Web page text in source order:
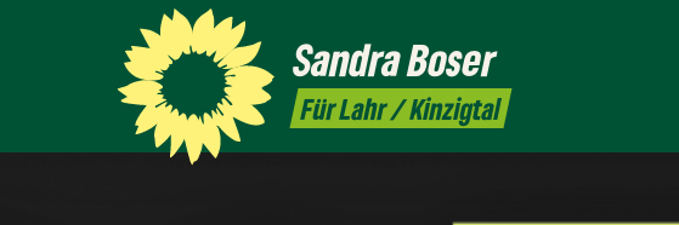
SandraBoser
Für Lahr / Kinzigtal